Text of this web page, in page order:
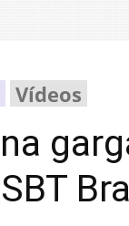
Vídeos